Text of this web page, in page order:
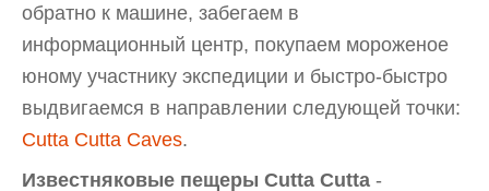
обратно к машине, забегаем в
информационный центр, покупаем мороженое
юному участнику экспедиции и быстро-быстро
выдвигаемся в направлении следующей точки:
Cutta Cutta Caves.
Известняковые пещеры Cutta Cutta -